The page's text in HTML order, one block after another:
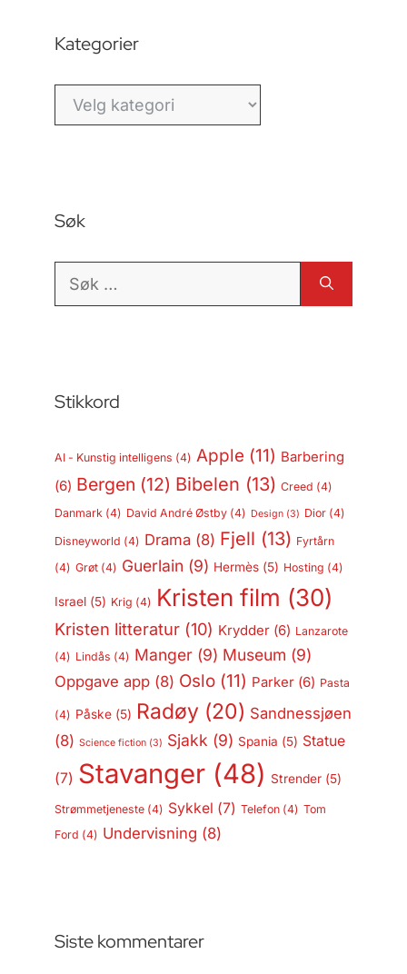
Kategorier
Kategorier
Søk
Søk
Stikkord
AI - Kunstig intelligens (4) Apple (11) Barbering
(6) Bergen (12) Bibelen (13) Creed (4)
Danmark (4) David André Østby(4) Design(3) Dior(4)
Disneyworld (4) Drama (8) Fjell (13) Fyrtårn
(4) Grøt(4) Guerlain (9) Hermès(5) Hosting (4)
Israel(5) Krig (4) Kristen film (30)
Kristen litteratur(10) Krydder(6) Lanzarote
(4) Lindås (4) Manger(9) Museum (9)
Oppgave app(8) Oslo(11) Parker(6) Pasta
(4) Påske(5) Radøy(20) Sandnessjøen
(8) Science fiction(3) Sjakk (9) Spania (5) Statue
(7) Stavanger(48) Strender(5)
Strømmetjeneste(4) Sykkel (7) Telefon(4) Tom
Ford (4) Undervisning (8)
Siste kommentarer